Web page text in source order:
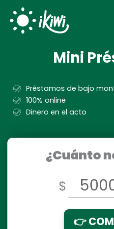
contenido
Mini
Préstamos de bajo
100% online
Dinero en el acto
¿Cuánto
$
👉